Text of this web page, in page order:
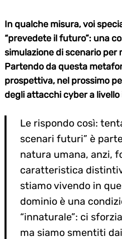
In qualche misura, voi
“prevedete il futuro”: una
simulazione di scenario per
Partendo da questa
prospettiva, nel prossimo
degli attacchi cyber a
Le rispondo così:
scenari futuri” è
natura umana, anzi,
caratteristica
stiamo vivendo in
dominio è una
“innaturale”: ci
ma siamo smentiti